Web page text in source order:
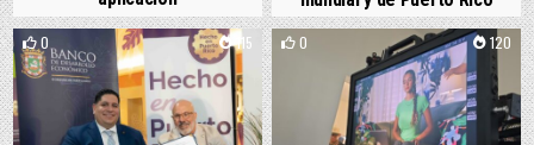
0 115 0 120